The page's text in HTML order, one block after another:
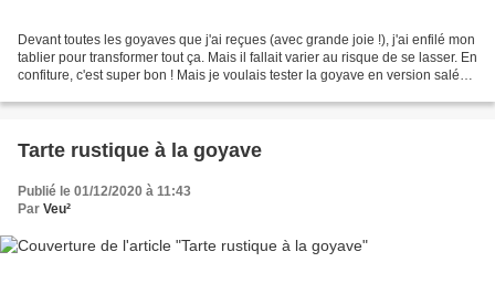
Devant toutes les goyaves que j'ai reçues (avec grande joie !), j'ai enfilé mon
tablier pour transformer tout ça. Mais il fallait varier au risque de se lasser. En
confiture, c'est super bon ! Mais je voulais tester la goyave en version salée.
Tarte rustique à la goyave
Publié le 01/12/2020 à 11:43
Par Veu²